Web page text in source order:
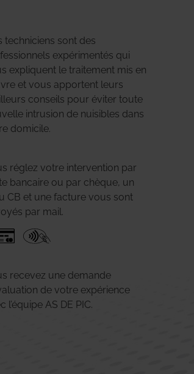
techniciens sont des
expérimentés qui
expliquent le traitement mis en
et vous apportent leurs
conseils pour éviter toute
intrusion de nuisibles dans
domicile.
réglez votre intervention par
bancaire ou par chèque, un
CB et une facture vous sont
par mail.
recevez une demande
de votre expérience
l’équipe AS DE PIC.